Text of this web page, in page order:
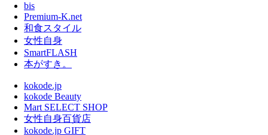
bis
Premium-K.net
和食スタイル
女性自身
SmartFLASH
本がすき。
kokode.jp
kokode Beauty
Mart SELECT SHOP
女性自身百貨店
kokode.jp GIFT